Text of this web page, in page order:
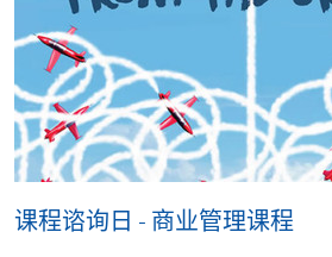
课程谘询日 - 商业管理课程